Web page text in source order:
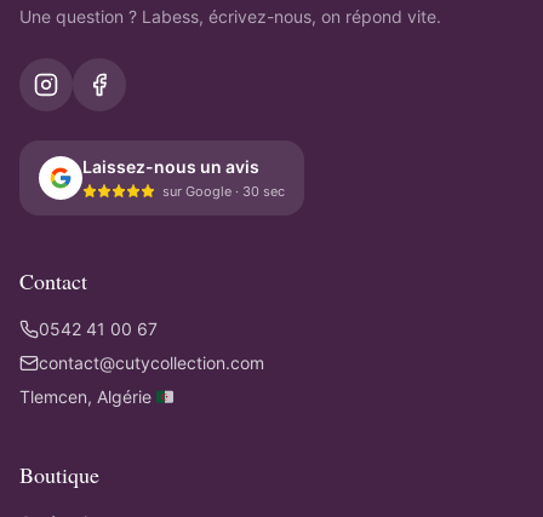
Une question ? Labess, écrivez-nous, on répond vite.
Laissez-nous un avis
sur Google · 30 sec
Contact
0542 41 00 67
contact@cutycollection.com
Tlemcen, Algérie 🇩🇿
Boutique